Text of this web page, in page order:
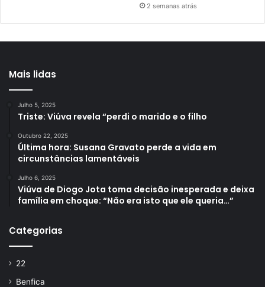
2 semanas atrás
Mais lidas
Julho 5, 2025
Triste: Viúva revela “perdi o marido e o filho
Outubro 22, 2025
Última hora: Susana Gravato perde a vida em
circunstâncias lamentáveis
Julho 6, 2025
Viúva de Diogo Jota toma decisão inesperada e deixa
família em choque: “Não era isto que ele queria…”
Categorias
22
Benfica